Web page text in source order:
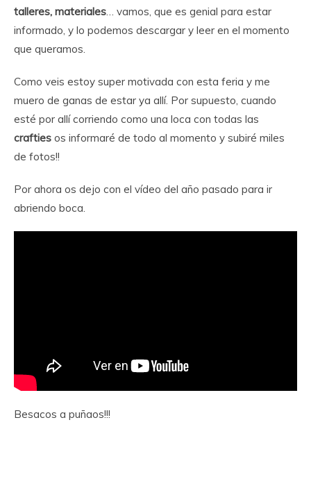
talleres, materiales… vamos, que es genial para estar
informado, y lo podemos descargar y leer en el momento
que queramos.
Como veis estoy super motivada con esta feria y me
muero de ganas de estar ya allí. Por supuesto, cuando
esté por allí corriendo como una loca con todas las
crafties os informaré de todo al momento y subiré miles
de fotos!!
Por ahora os dejo con el vídeo del año pasado para ir
abriendo boca.
Besacos a puñaos!!!